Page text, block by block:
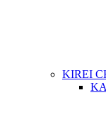
KIREI